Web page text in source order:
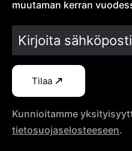
muutaman kerran
Tilaa
Kunnioitamme
tietosuojaselosteeseen.